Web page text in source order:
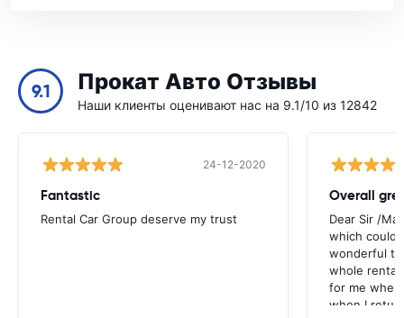
9.1 Прокат Авто Отзывы
Наши клиенты оценивают нас на 9.1/10 из 12842
24-12-2020
Fantastic
Rental Car Group deserve my trust
Overall
Dear Sir /
which could
wonderful to
whole
for me
when I